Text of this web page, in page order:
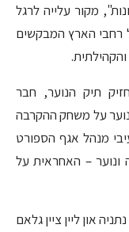
מקור עלייה לרגל
רחבי הארץ המבקשים
תיק הנוער, חבר
על משחק ההקרבה
מנהל אגף הספורט
ונוער – האחראית על
און ליין ציין גלאם